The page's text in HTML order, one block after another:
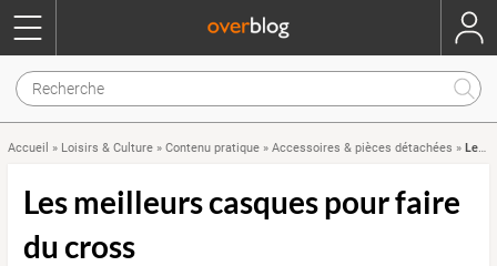
Accueil » Loisirs & Culture » Contenu pratique » Accessoires & pièces détachées » Les meilleurs casques pour faire du cross
Les meilleurs casques pour faire
du cross